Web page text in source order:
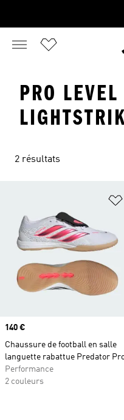
PRO LEVEL
2 résultats
Prix
140 €
Chaussure de football en salle
languette rabattue Predator
Performance
2 couleurs